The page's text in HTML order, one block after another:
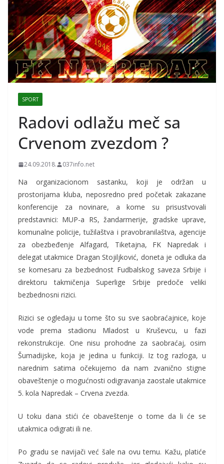
SPORT
Radovi odlažu meč sa
Crvenom zvezdom ?
24.09.2018. 037info.net
Na organizacionom sastanku, koji je održan u
prostorijama kluba, neposredno pred početak zakazane
konferencije za novinare, a kome su prisustvovali
predstavnici: MUP-a RS, žandarmerije, gradske uprave,
komunalne policije, tužilaštva i pravobranilaštva, agencije
za obezbeđenje Alfagard, Tiketajna, FK Napredak i
delegat utakmice Dragan Stojiljković, doneta je odluka da
se komesaru za bezbednost Fudbalskog saveza Srbije i
direktoru takmičenja Superlige Srbije predoče veliki
bezbednosni rizici.
Rizici se ogledaju u tome što su sve saobraćajnice, koje
vode prema stadionu Mladost u Kruševcu, u fazi
rekonstrukcije. One nisu prohodne za saobraćaj, osim
Šumadijske, koja je jedina u funkciji. Iz tog razloga, u
narednim satima očekujemo da nam zvanično stigne
obaveštenje o mogućnosti odigravanja zaostale utakmice
5. kola Napredak – Crvena zvezda.
U toku dana stići će obaveštenje o tome da li će se
utakmica odigrati ili ne.
Po gradu se navijači već šale na ovu temu. Kažu, platiće